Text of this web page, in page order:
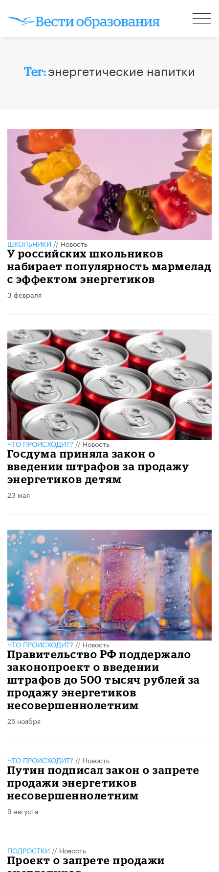
Тег:энергетические напитки
ШКОЛЬНИКИ//Новость
У российских школьников
набирает популярность мармелад
с эффектом энергетиков
3 февраля
ЧТО ПРОИСХОДИТ?//Новость
Госдума приняла закон о
введении штрафов за продажу
энергетиков детям
23 мая
ЧТО ПРОИСХОДИТ?//Новость
Правительство РФ поддержало
законопроект о введении
штрафов до 500 тысяч рублей за
продажу энергетиков
несовершеннолетним
25 ноября
ЧТО ПРОИСХОДИТ? // Новость
Путин подписал закон о запрете
продажи энергетиков
несовершеннолетним
9 августа
ПОДРОСТКИ // Новость
Проект о запрете продажи